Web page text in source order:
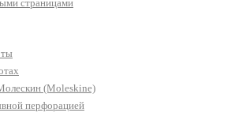
страницами
(Moleskine)
перфорацией